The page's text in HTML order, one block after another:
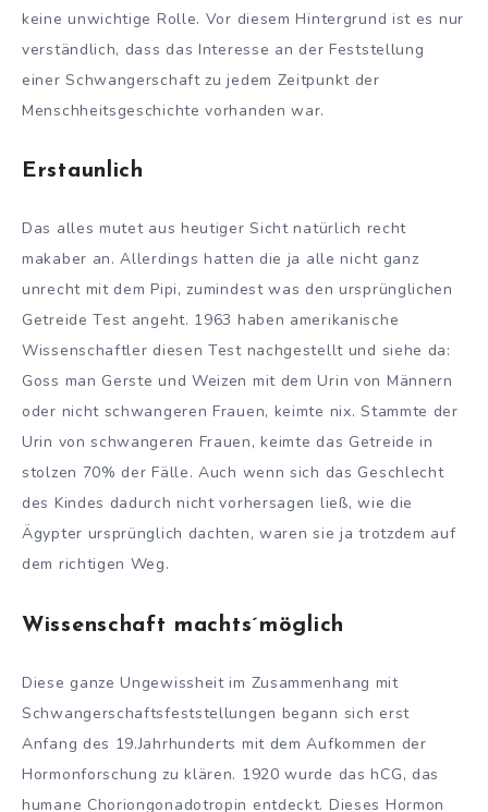
keine unwichtige Rolle. Vor diesem Hintergrund ist es nur
verständlich, dass das Interesse an der Feststellung
einer Schwangerschaft zu jedem Zeitpunkt der
Menschheitsgeschichte vorhanden war.
Erstaunlich
Das alles mutet aus heutiger Sicht natürlich recht
makaber an. Allerdings hatten die ja alle nicht ganz
unrecht mit dem Pipi, zumindest was den ursprünglichen
Getreide Test angeht. 1963 haben amerikanische
Wissenschaftler diesen Test nachgestellt und siehe da:
Goss man Gerste und Weizen mit dem Urin von Männern
oder nicht schwangeren Frauen, keimte nix. Stammte der
Urin von schwangeren Frauen, keimte das Getreide in
stolzen 70% der Fälle. Auch wenn sich das Geschlecht
des Kindes dadurch nicht vorhersagen ließ, wie die
Ägypter ursprünglich dachten, waren sie ja trotzdem auf
dem richtigen Weg.
Wissenschaft machts´möglich
Diese ganze Ungewissheit im Zusammenhang mit
Schwangerschaftsfeststellungen begann sich erst
Anfang des 19.Jahrhunderts mit dem Aufkommen der
Hormonforschung zu klären. 1920 wurde das hCG, das
humane Choriongonadotropin entdeckt. Dieses Hormon